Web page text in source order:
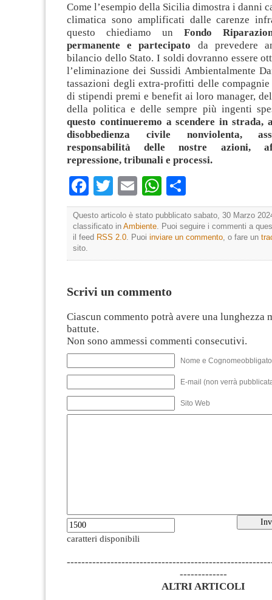
Come l’esempio della Sicilia dimostra i danni
climatica sono amplificati dalle carenze
questo chiediamo un Fondo
permanente e partecipato da prevedere
bilancio dello Stato. I soldi dovranno essere
l’eliminazione dei Sussidi Ambientalmente
tassazioni degli extra-profitti delle
di stipendi premi e benefit ai loro manager,
della politica e delle sempre più ingenti
questo continueremo a scendere in strada,
disobbedienza civile nonviolenta,
responsabilità delle nostre azioni,
repressione, tribunali e processi.
Facebook
TwitterEmailWhatsApp
Questo articolo è stato pubblicato sabato, 30 Marzo
classificato in Ambiente . Puoi seguire i commenti a
il feed RSS 2.0 . Puoi inviare un commento , o fare un
sito.
Scrivi un commento
Ciascun commento potrà avere una lunghezza
battute.
Non sono ammessi commenti consecutivi.
Nome e
E-mail (non verrà
Sito Web
caratteri disponibili
-------------
ALTRI ARTICOLI